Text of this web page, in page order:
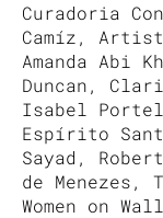
Curadoria
Camíz,
Amanda Abi
Duncan,
Isabel
Espírito
Sayad,
de Menezes,
Women on